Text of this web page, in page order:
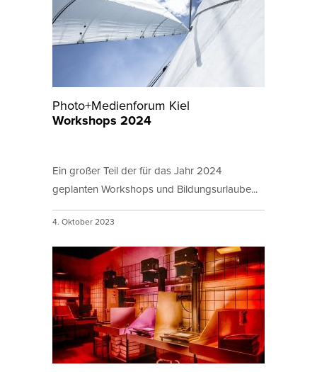
Photo+Medienforum Kiel
Workshops 2024
Ein großer Teil der für das Jahr 2024
geplanten Workshops und Bildungsurlaube...
4. Oktober 2023